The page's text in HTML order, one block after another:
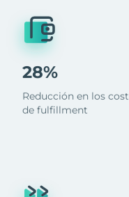
28%
Reducción en los
de fulfillment